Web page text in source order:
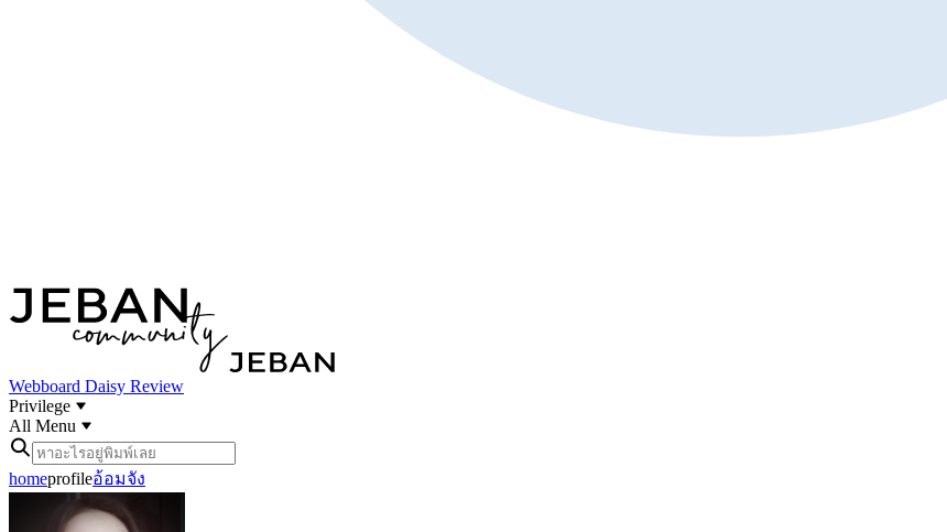
Webboard Daisy Review
Privilege
All Menu
homeprofileอ้อมจัง